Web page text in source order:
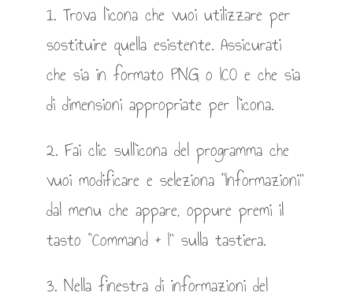
1. Trova l’icona che vuoi utilizzare per
sostituire quella esistente. Assicurati
che sia in formato PNG o ICO e che sia
di dimensioni appropriate per l’icona.
2. Fai clic sull’icona del programma che
vuoi modificare e seleziona “Informazioni”
dal menu che appare, oppure premi il
tasto “Command + I” sulla tastiera.
3. Nella finestra di informazioni del